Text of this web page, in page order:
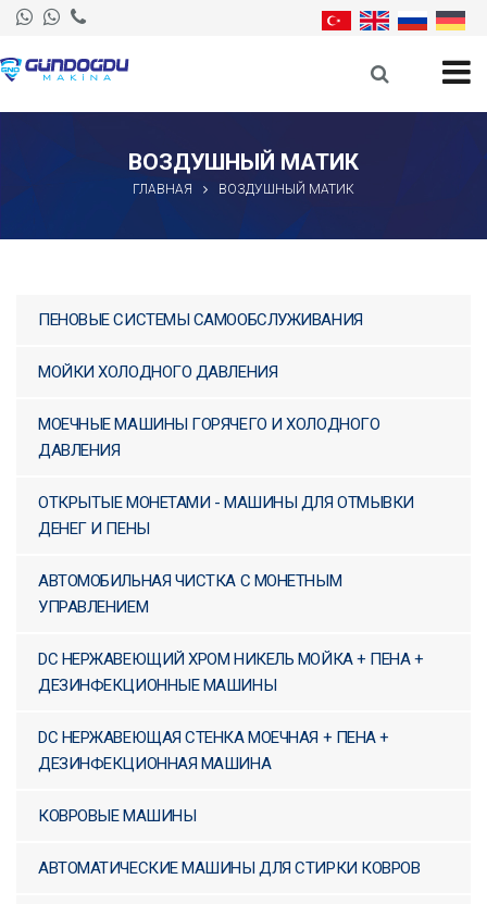
О КОМПАНИИ
ПЕНОВЫЕ СИСТЕМЫ
МОЕЧНЫЕ МАШИНЫ
ДАВЛЕНИЯ
ОТКРЫТЫЕ МОНЕТАМИ -
МАШИНЫ ДЛЯ ОТМЫВКИ
АВТОМОБИЛЬНАЯ ЧИСТКА
УПРАВЛЕНИЕМ
НИКЕЛЬ МОЙКА + ПЕНА +
ДЕЗИНФЕКЦИОННЫЕ
DC НЕРЖАВЕЮЩАЯ СТЕНКА
ДЕЗИНФЕКЦИОННАЯ
ВОЗДУШНЫЙ МАТИК
ГЛАВНАЯ ВОЗДУШНЫЙ МАТИК
ПЕНОВЫЕ СИСТЕМЫ САМООБСЛУЖИВАНИЯ
МОЙКИ ХОЛОДНОГО ДАВЛЕНИЯ
МОЕЧНЫЕ МАШИНЫ ГОРЯЧЕГО И ХОЛОДНОГО
ДАВЛЕНИЯ
ОТКРЫТЫЕ МОНЕТАМИ - МАШИНЫ ДЛЯ ОТМЫВКИ
ДЕНЕГ И ПЕНЫ
АВТОМОБИЛЬНАЯ ЧИСТКА С МОНЕТНЫМ
УПРАВЛЕНИЕМ
DC НЕРЖАВЕЮЩИЙ ХРОМ НИКЕЛЬ МОЙКА + ПЕНА +
ДЕЗИНФЕКЦИОННЫЕ МАШИНЫ
DC НЕРЖАВЕЮЩАЯ СТЕНКА МОЕЧНАЯ + ПЕНА +
ДЕЗИНФЕКЦИОННАЯ МАШИНА
КОВРОВЫЕ МАШИНЫ
АВТОМАТИЧЕСКИЕ МАШИНЫ ДЛЯ СТИРКИ КОВРОВ